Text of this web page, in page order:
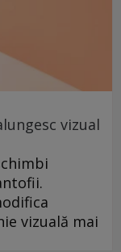
vizual
vizuală mai